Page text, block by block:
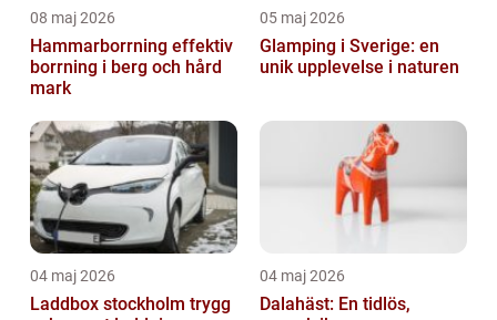
08 maj 2026
Hammarborrning effektiv
borrning i berg och hård
mark
05 maj 2026
Glamping i Sverige: en
unik upplevelse i naturen
04 maj 2026
Laddbox stockholm trygg
04 maj 2026
Dalahäst: En tidlös,